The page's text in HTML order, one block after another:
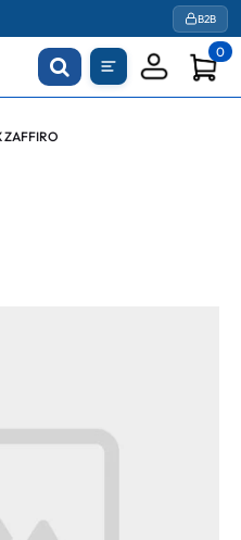
B2B
0
ZAFFIRO